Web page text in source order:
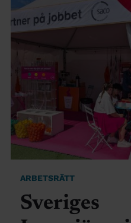
ARBETSRÄTT
Sveriges